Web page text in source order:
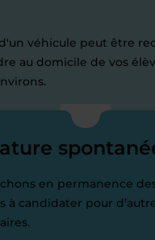
véhicule peut être
au domicile de vos
en permanence
à candidater pour